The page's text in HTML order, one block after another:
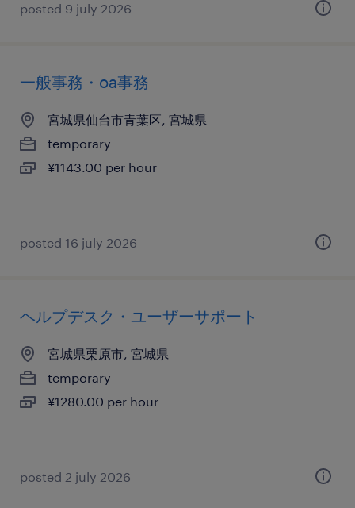
posted 9 july 2026
一般事務・oa事務
宮城県仙台市青葉区, 宮城県
temporary
¥1143.00 per hour
posted 16 july 2026
ヘルプデスク・ユーザーサポート
宮城県栗原市, 宮城県
temporary
¥1280.00 per hour
posted 2 july 2026